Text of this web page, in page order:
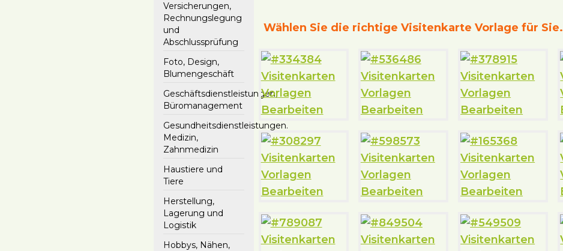
Versicherungen,
Rechnungslegung
und
Abschlussprüfung
Foto, Design,
Blumengeschäft
Geschäftsdienstleistungen,
Büromanagement
Gesundheitsdienstleistungen.
Medizin,
Zahnmedizin
Haustiere und
Tiere
Herstellung,
Lagerung und
Logistik
Hobbys, Nähen,
Wählen Sie die richtige Visitenkarte Vorlage für Sie.